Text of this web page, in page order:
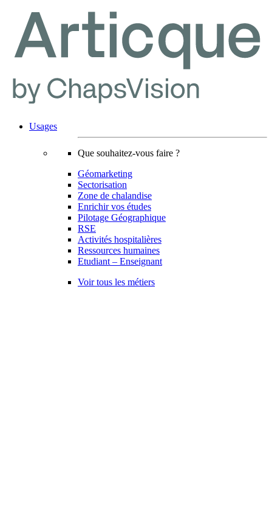
Usages
Que souhaitez-vous faire ?
Géomarketing
Sectorisation
Zone de chalandise
Enrichir vos études
Pilotage Géographique
RSE
Activités hospitalières
Ressources humaines
Etudiant – Enseignant
Voir tous les métiers